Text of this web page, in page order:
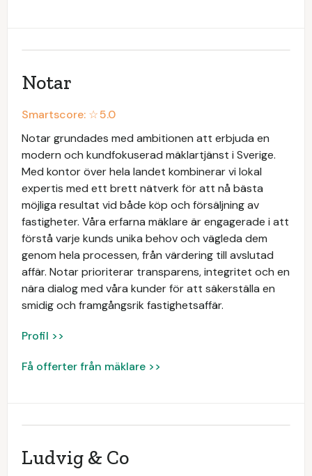
Notar
Smartscore: ☆5.0
Notar grundades med ambitionen att erbjuda en
modern och kundfokuserad mäklartjänst i Sverige.
Med kontor över hela landet kombinerar vi lokal
expertis med ett brett nätverk för att nå bästa
möjliga resultat vid både köp och försäljning av
fastigheter. Våra erfarna mäklare är engagerade i att
förstå varje kunds unika behov och vägleda dem
genom hela processen, från värdering till avslutad
affär. Notar prioriterar transparens, integritet och en
nära dialog med våra kunder för att säkerställa en
smidig och framgångsrik fastighetsaffär.
Profil >>
Få offerter från mäklare >>
Ludvig & Co